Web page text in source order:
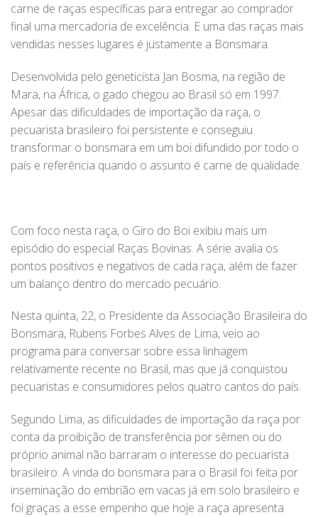
carne de raças específicas para entregar ao comprador
final uma mercadoria de excelência. E uma das raças mais
vendidas nesses lugares é justamente a Bonsmara.
Desenvolvida pelo geneticista Jan Bosma, na região de
Mara, na África, o gado chegou ao Brasil só em 1997.
Apesar das dificuldades de importação da raça, o
pecuarista brasileiro foi persistente e conseguiu
transformar o bonsmara em um boi difundido por todo o
país e referência quando o assunto é carne de qualidade.
Com foco nesta raça, o Giro do Boi exibiu mais um
episódio do especial Raças Bovinas. A série avalia os
pontos positivos e negativos de cada raça, além de fazer
um balanço dentro do mercado pecuário.
Nesta quinta, 22, o Presidente da Associação Brasileira do
Bonsmara, Rubens Forbes Alves de Lima, veio ao
programa para conversar sobre essa linhagem
relativamente recente no Brasil, mas que já conquistou
pecuaristas e consumidores pelos quatro cantos do país.
Segundo Lima, as dificuldades de importação da raça por
conta da proibição de transferência por sêmen ou do
próprio animal não barraram o interesse do pecuarista
brasileiro. A vinda do bonsmara para o Brasil foi feita por
inseminação do embrião em vacas já em solo brasileiro e
foi graças a esse empenho que hoje a raça apresenta